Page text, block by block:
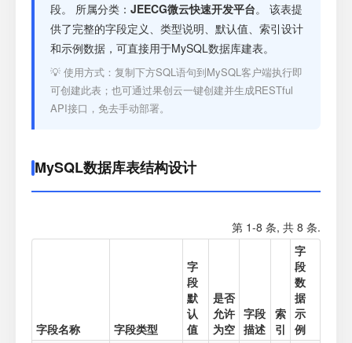
接口测试
段。 所属分类： JEECG微云快速开发平台。 该表提
供了完整的字段定义、类型说明、默认值、索引设计
和示例数据，可直接用于MySQL数据库建表。
💡 使用方式：复制下方SQL语句到MySQL客户端执行即
可创建此表；也可通过果创云一键创建并生成RESTful
API接口，免去手动部署。
MySQL数据库表结构设计
第 1-8 条, 共 8 条.
字段名称 字段类型
字
段
默
认
值
是否
允许
为空
字段
描述
索
引
字
段
数
据
示
例